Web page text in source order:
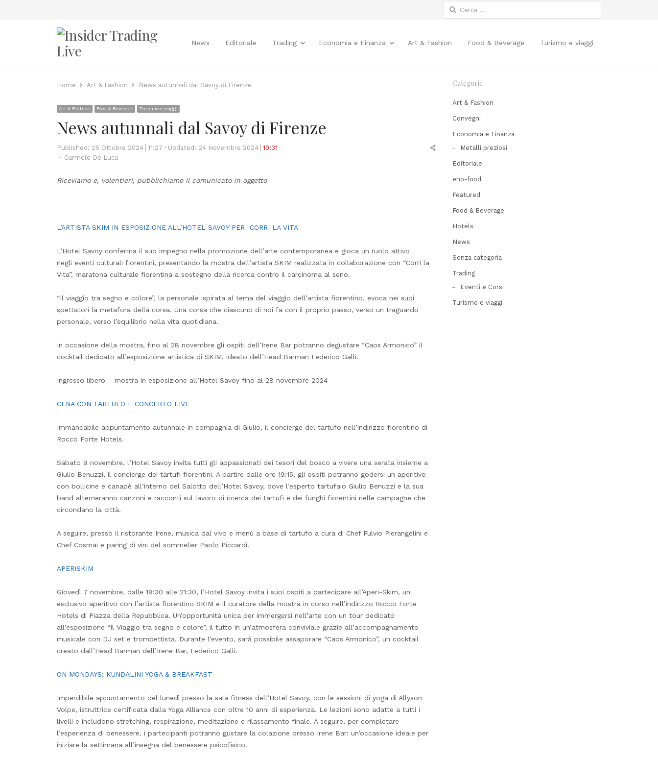
Ricerca
per:
News Editoriale Trading Economia e Finanza Art & Fashion Food & Beverage Turismo e viaggi
Home Art & Fashion News autunnali dal Savoy di Firenze
Art & Fashion Food & Beverage Turismo e viaggi
News autunnali dal Savoy di Firenze
Published: 25 Ottobre 2024 11:27 Updated: 24 Novembre 2024 10:31
Author
Carmelo De Luca
Share
Riceviamo e, volentieri, pubblichiamo il comunicato in oggetto
L’ARTISTA SKIM IN ESPOSIZIONE ALL’HOTEL SAVOY PER CORRI LA VITA
L’Hotel Savoy conferma il suo impegno nella promozione dell’arte contemporanea e gioca un ruolo attivo
negli eventi culturali fiorentini, presentando la mostra dell’artista SKIM realizzata in collaborazione con “Corri la
Vita”, maratona culturale fiorentina a sostegno della ricerca contro il carcinoma al seno.
“Il viaggio tra segno e colore”, la personale ispirata al tema del viaggio dell’artista fiorentino, evoca nei suoi
spettatori la metafora della corsa. Una corsa che ciascuno di noi fa con il proprio passo, verso un traguardo
personale, verso l’equilibrio nella vita quotidiana.
In occasione della mostra, fino al 28 novembre gli ospiti dell’Irene Bar potranno degustare “Caos Armonico” il
cocktail dedicato all’esposizione artistica di SKIM, ideato dell’Head Barman Federico Galli.
Ingresso libero – mostra in esposizione all’Hotel Savoy fino al 28 novembre 2024
CENA CON TARTUFO E CONCERTO LIVE
Immancabile appuntamento autunnale in compagnia di Giulio, il concierge del tartufo nell’indirizzo fiorentino di
Rocco Forte Hotels.
Sabato 9 novembre, l’Hotel Savoy invita tutti gli appassionati dei tesori del bosco a vivere una serata insieme a
Giulio Benuzzi, il concierge dei tartufi fiorentini. A partire dalle ore 19:15, gli ospiti potranno godersi un aperitivo
con bollicine e canapè all’interno del Salotto dell’Hotel Savoy, dove l’esperto tartufaio Giulio Benuzzi e la sua
band alterneranno canzoni e racconti sul lavoro di ricerca dei tartufi e dei funghi fiorentini nelle campagne che
circondano la città.
A seguire, presso il ristorante Irene, musica dal vivo e menù a base di tartufo a cura di Chef Fulvio Pierangelini e
Chef Cosmai e paring di vini del sommelier Paolo Piccardi.
APERISKIM
Giovedì 7 novembre, dalle 18:30 alle 21:30, l’Hotel Savoy invita i suoi ospiti a partecipare all’Aperi-Skim, un
esclusivo aperitivo con l’artista fiorentino SKIM e il curatore della mostra in corso nell’indirizzo Rocco Forte
Hotels di Piazza della Repubblica. Un’opportunità unica per immergersi nell’arte con un tour dedicato
all’esposizione “Il Viaggio tra segno e colore”, il tutto in un’atmosfera conviviale grazie all’accompagnamento
musicale con DJ set e trombettista. Durante l’evento, sarà possibile assaporare “Caos Armonico”, un cocktail
creato dall’Head Barman dell’Irene Bar, Federico Galli.
ON MONDAYS: KUNDALINI YOGA & BREAKFAST
Imperdibile appuntamento del lunedì presso la sala fitness dell’Hotel Savoy, con le sessioni di yoga di Allyson
Volpe, istruttrice certificata dalla Yoga Alliance con oltre 10 anni di esperienza. Le lezioni sono adatte a tutti i
livelli e includono stretching, respirazione, meditazione e rilassamento finale. A seguire, per completare
l’esperienza di benessere, i partecipanti potranno gustare la colazione presso Irene Bar: un’occasione ideale per
iniziare la settimana all’insegna del benessere psicofisico.
Categorie
Art & Fashion
Convegni
Economia e Finanza
Metalli preziosi
Editoriale
eno-food
Featured
Food & Beverage
Hotels
News
Senza categoria
Trading
Eventi e Corsi
Turismo e viaggi